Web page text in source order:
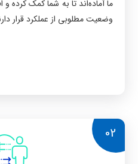
ما آماده‌اند تا به شما کمک کرده و
وضعیت مطلوبی از عملکرد قرار
02